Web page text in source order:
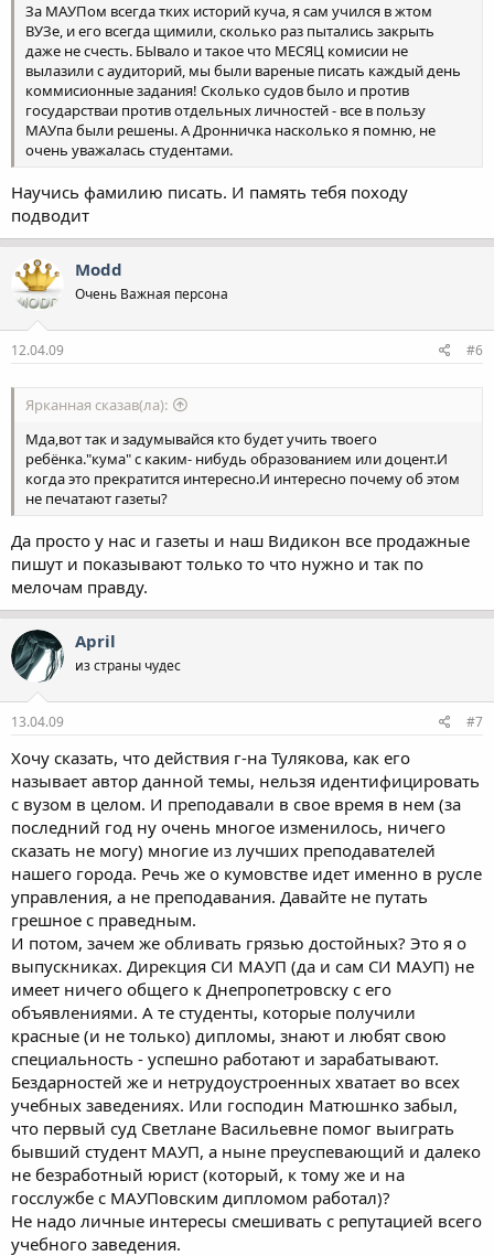
За МАУПом всегда тких историй куча, я сам учился в жтом
ВУЗе, и его всегда щимили, сколько раз пытались закрыть
даже не счесть. БЫвало и такое что МЕСЯЦ комисии не
вылазили с аудиторий, мы были вареные писать каждый день
коммисионные задания! Сколько судов было и против
государстваи против отдельных личностей - все в пользу
МАУпа были решены. А Дронничка насколько я помню, не
очень уважалась студентами.
Научись фамилию писать. И память тебя походу
подводит
Modd
Очень Важная персона
12.04.09 #6
Ярканная сказав(ла):
Мда,вот так и задумывайся кто будет учить твоего
ребёнка."кума" с каким- нибудь образованием или доцент.И
когда это прекратится интересно.И интересно почему об этом
не печатают газеты?
Да просто у нас и газеты и наш Видикон все продажные
пишут и показывают только то что нужно и так по
мелочам правду.
April
из страны чудес
13.04.09 #7
Хочу сказать, что действия г-на Тулякова, как его
называет автор данной темы, нельзя идентифицировать
с вузом в целом. И преподавали в свое время в нем (за
последний год ну очень многое изменилось, ничего
сказать не могу) многие из лучших преподавателей
нашего города. Речь же о кумовстве идет именно в русле
управления, а не преподавания. Давайте не путать
грешное с праведным.
И потом, зачем же обливать грязью достойных? Это я о
выпускниках. Дирекция СИ МАУП (да и сам СИ МАУП) не
имеет ничего общего к Днепропетровску с его
объявлениями. А те студенты, которые получили
красные (и не только) дипломы, знают и любят свою
специальность - успешно работают и зарабатывают.
Бездарностей же и нетрудоустроенных хватает во всех
учебных заведениях. Или господин Матюшнко забыл,
что первый суд Светлане Васильевне помог выиграть
бывший студент МАУП, а ныне преуспевающий и далеко
не безработный юрист (который, к тому же и на
госслужбе с МАУПовским дипломом работал)?
Не надо личные интересы смешивать с репутацией всего
учебного заведения.